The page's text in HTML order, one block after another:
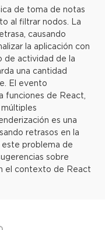
de toma de notas
al filtrar nodos. La
causando
la aplicación con
de actividad de la
una cantidad
El evento
funciones de React,
es una
retrasos en la
este problema de
sobre
el contexto de React